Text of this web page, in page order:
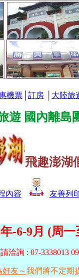
機票 訂房 大陸旅
遊 國內離島
飛趣澎湖
內容 友善列
年-6-9月 (周
洽詢 : 07-3338013
友～我們將不定期